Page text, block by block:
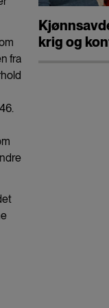
fra
krig og